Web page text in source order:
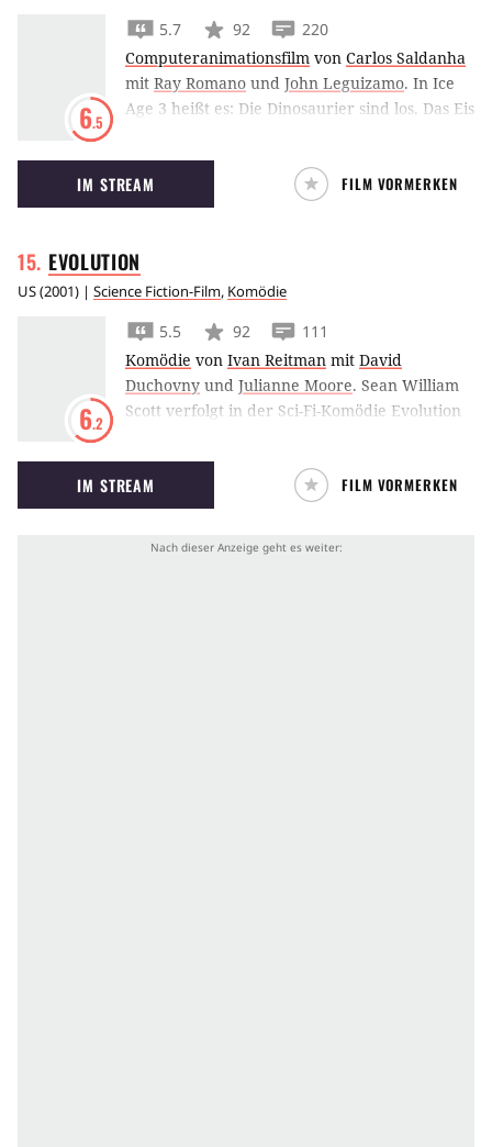
6.5
5.7 92
220
Computeranimationsfilm von Carlos Saldanha
mit Ray Romano und John Leguizamo. In Ice
Age 3 heißt es: Die Dinosaurier sind los. Das Eis
doch nicht ausgestorben sind. In einem
unterirdischen Reich erleben Manni, Sid,
Diego und Co. scharfzähnige Abenteuer.
IM STREAM FILM VORMERKEN
EVOLUTION
US(2001) | Science Fiction-Film, Komödie
6.2
5.5 92
111
Komödie von Ivan Reitman mit David
Duchovny und Julianne Moore. Sean William
Scott verfolgt in der Sci-Fi-Komödie Evolution
Duchovny und Julianne Moore als
Wissenschaftler in Quarantäne.
IM STREAM FILM VORMERKEN